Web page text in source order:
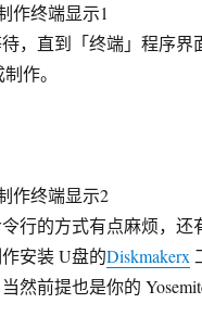
作终端显示1
，直到「终端」程序界
作。
作终端显示2
行的方式有点麻烦，还
安装 U盘的Diskmakerx
然前提也是你的